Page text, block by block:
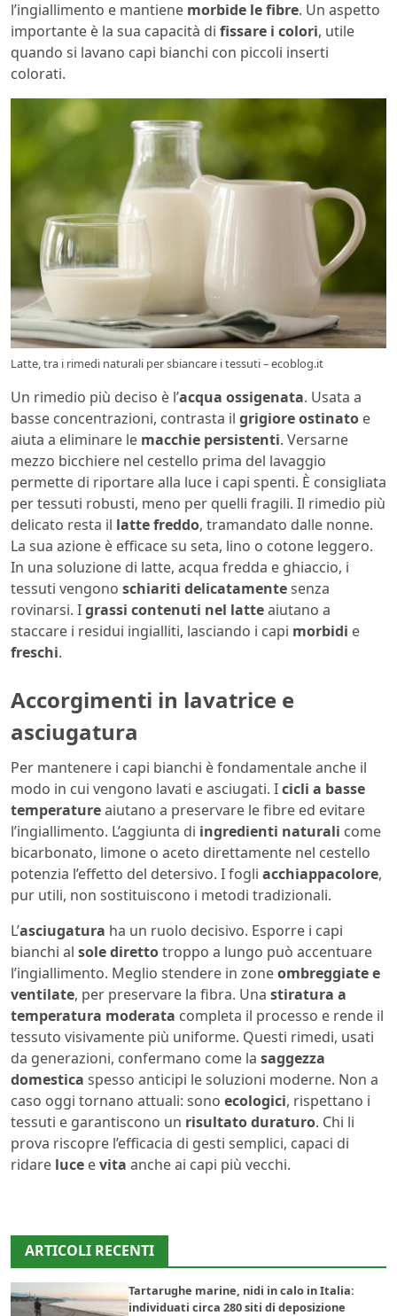
l’ingiallimento e mantiene morbide le fibre. Un aspetto
importante è la sua capacità di fissare i colori, utile
quando si lavano capi bianchi con piccoli inserti
colorati.
Latte, tra i rimedi naturali per sbiancare i tessuti – ecoblog.it
Un rimedio più deciso è l’acqua ossigenata. Usata a
basse concentrazioni, contrasta il grigiore ostinato e
aiuta a eliminare le macchie persistenti. Versarne
mezzo bicchiere nel cestello prima del lavaggio
permette di riportare alla luce i capi spenti. È consigliata
per tessuti robusti, meno per quelli fragili. Il rimedio più
delicato resta il latte freddo, tramandato dalle nonne.
La sua azione è efficace su seta, lino o cotone leggero.
In una soluzione di latte, acqua fredda e ghiaccio, i
tessuti vengono schiariti delicatamentesenza
rovinarsi. Igrassi contenuti nel latteaiutano a
staccare i residui ingialliti, lasciando i capi morbidi e
freschi.
Accorgimenti in lavatrice e
asciugatura
Per mantenere i capi bianchi è fondamentale anche il
modo in cui vengono lavati e asciugati. Icicli a basse
temperatureaiutano a preservare le fibre ed evitare
l’ingiallimento. L’aggiunta di ingredienti naturali come
bicarbonato, limone o aceto direttamente nel cestello
potenzia l’effetto del detersivo. I fogli acchiappacolore,
pur utili, non sostituiscono i metodi tradizionali.
L’asciugatura ha un ruolo decisivo. Esporre i capi
bianchi al sole direttotroppo a lungo può accentuare
l’ingiallimento. Meglio stendere in zoneombreggiate e
ventilate, per preservare la fibra. Una stiratura a
temperatura moderata completa il processo e rende il
tessuto visivamente più uniforme. Questi rimedi, usati
da generazioni, confermano come la saggezza
domestica spesso anticipi le soluzioni moderne. Non a
caso oggi tornano attuali: sono ecologici, rispettano i
tessuti e garantiscono un risultato duraturo. Chi li
prova riscopre l’efficacia di gesti semplici, capaci di
ridare luce evita anche ai capi più vecchi.
ARTICOLI RECENTI
Tartarughe marine, nidi in calo in Italia:
individuati circa 280 siti di deposizione